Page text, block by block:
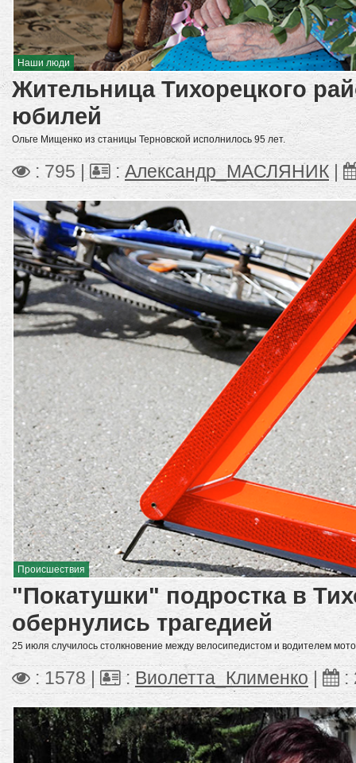
Наши люди
Жительница Тихорецкого
юбилей
Ольге Мищенко из станицы Терновской исполнилось 95 лет.
: 795 | : Александр_МАСЛЯНИК
Происшествия
"Покатушки" подростка в
обернулись трагедией
25 июля случилось столкновение между велосипедистом и водителем
: 1578 | : Виолетта_Клименко :